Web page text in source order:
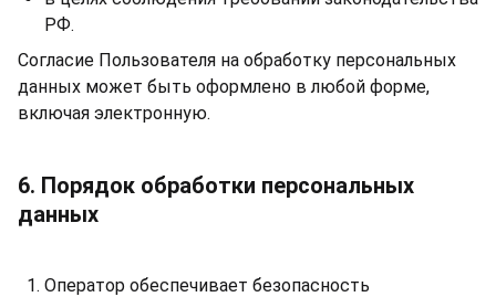
РФ.
Согласие Пользователя на обработку персональных
данных может быть оформлено в любой форме,
включая электронную.
6. Порядок обработки персональных
данных
Оператор обеспечивает безопасность